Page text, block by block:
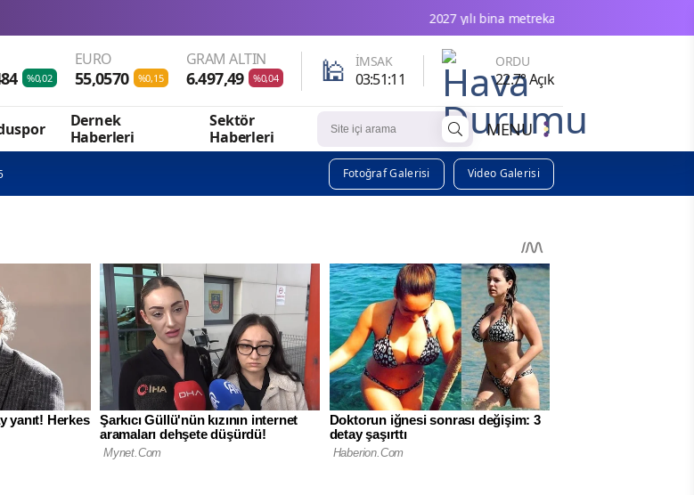
2027 yılı bina metrekare normal inşaat maliyetleri belirlendi
%0,02
EURO
55,0570 %0,15
GRAM ALTIN
6.497,49 %0,04 🕌 İMSAK
03:51:10
ORDU
22.7° Açık
Dernek
Haberleri
Sektör
Haberleri
MENU
Fotoğraf Galerisi Video Galerisi